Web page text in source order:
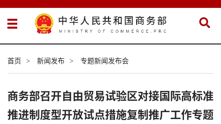
首页 > 新闻发布 > 专题新闻发布会
商务部召开自由贸易试验区对接国际高标准
推进制度型开放试点措施复制推广工作专题